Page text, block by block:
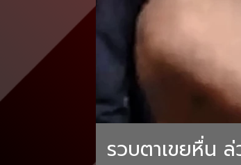
รวบตาเขยหื่น